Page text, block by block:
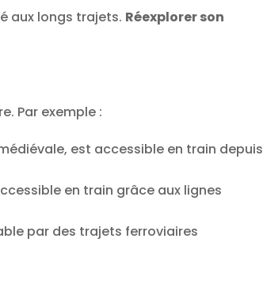
aux longs trajets. Réexplorer son
Par exemple :
est accessible en train depuis
en train grâce aux lignes
par des trajets ferroviaires